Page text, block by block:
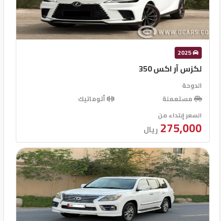
2025
لكزس آر اكس 350
الدوحة
مستعملة
أتوماتيك
السعر إبتداء من
275,000 ريال